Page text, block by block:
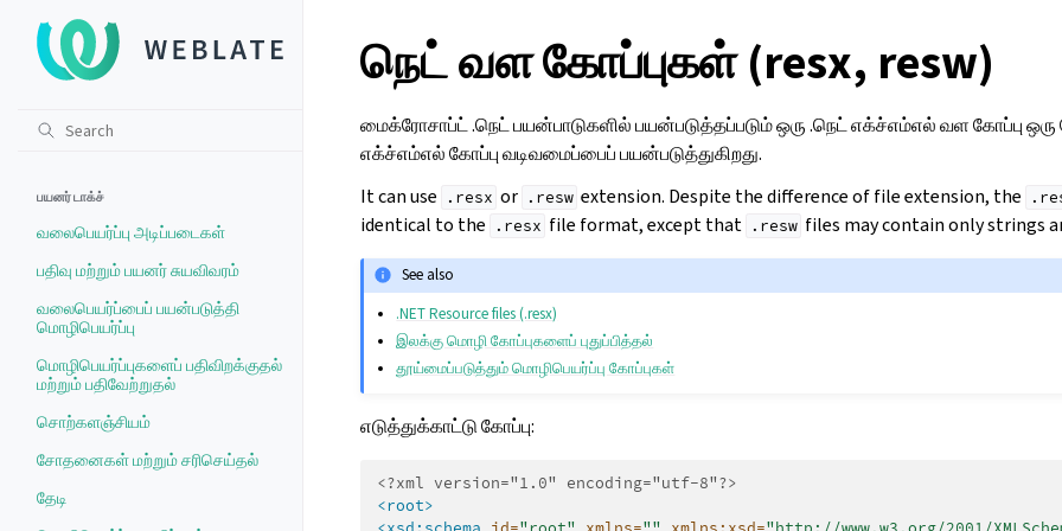
பயனர் டாக்ச்
வலைபெயர்ப்பு அடிப்படைகள்
பதிவு மற்றும் பயனர் சுயவிவரம்
வலைபெயர்ப்பைப் பயன்படுத்தி
மொழிபெயர்ப்பு
மொழிபெயர்ப்புகளைப் பதிவிறக்குதல்
மற்றும் பதிவேற்றுதல்
சொற்களஞ்சியம்
சோதனைகள் மற்றும் சரிசெய்தல்
தேடி
நெட் வள கோப்புகள் (resx, resw)
மைக்ரோசாப்ட் .நெட் பயன்பாடுகளில் பயன்படுத்தப்படும் ஒரு .நெட் எக்ச்எம்எல் வள கோப்பு
எக்ச்எம்எல் கோப்பு வடிவமைப்பைப் பயன்படுத்துகிறது.
It can use
.resx or .resw extension. Despite the difference of file extension, the
identical to the
.resx file format, except that .resw files may contain only strings
See also
.NET Resource files (.resx)
இலக்கு மொழி கோப்புகளைப் புதுப்பித்தல்
தூய்மைப்படுத்தும் மொழிபெயர்ப்பு கோப்புகள்
எடுத்துக்காட்டு கோப்பு:
<?xml version="1.0" encoding="utf-8"?>
<root>